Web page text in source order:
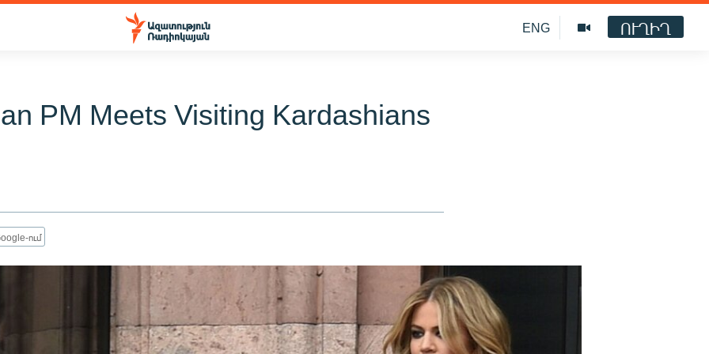
ENG ՈՒՂԻՂ
PM Meets Visiting Kardashians
ում